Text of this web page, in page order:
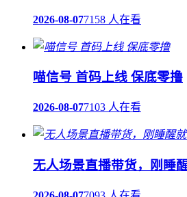
2026-08-077158 人在看
喵信号 首码上线 保底零撸
2026-08-077103 人在看
无人场景直播带货，刚睡